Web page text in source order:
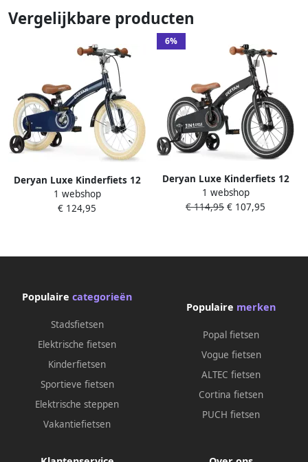
Vergelijkbare producten
Deryan Luxe Kinderfiets 12
inch 3 in 1 loopfiets Blauw
1 webshop
€ 124,95
6%
Deryan Luxe Kinderfiets 12
inch 3 in 1 loopfiets Zwart
1 webshop
€ 114,95 € 107,95
Populaire categorieën
Stadsfietsen
Elektrische fietsen
Kinderfietsen
Sportieve fietsen
Elektrische steppen
Vakantiefietsen
Populaire merken
Popal fietsen
Vogue fietsen
ALTEC fietsen
Cortina fietsen
PUCH fietsen